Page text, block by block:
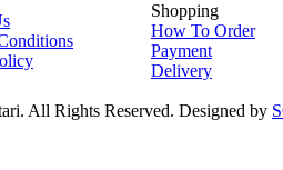
Shopping
How To Order
Payment
Delivery
All Rights Reserved. Designed by